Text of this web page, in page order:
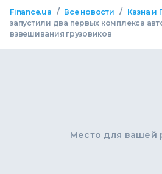
Finance.ua / Все новости / Казна и
запустили два первых комплекса
взвешивания грузовиков
Место для вашей